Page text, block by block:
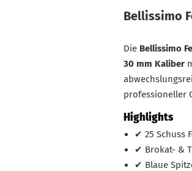
Bellissimo
Die Bellissimo
30 mm Kaliber
professioneller
Highlights
✔ 25 Schuss
✔ Brokat- &
✔ Blaue